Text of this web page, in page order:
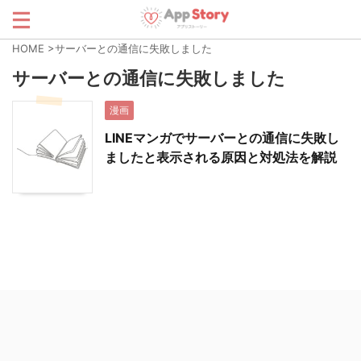
HOME >サーバーとの通信に失敗しました
サーバーとの通信に失敗しました
漫画
LINEマンガでサーバーとの通信に失敗し
ましたと表示される原因と対処法を解説